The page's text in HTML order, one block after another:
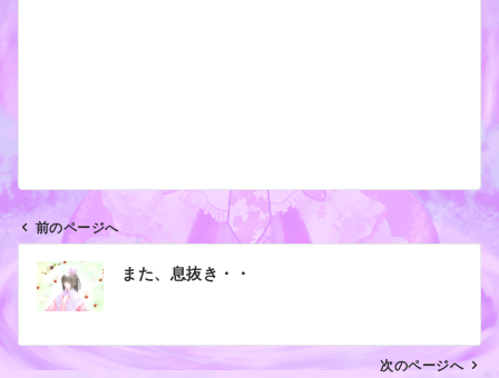
ビ
ゲ
前のページへ
また、息抜き・・
次のページへ